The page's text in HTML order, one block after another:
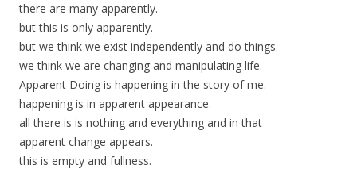
there are many apparently.
but this is only apparently.
but we think we exist independently and do things.
we think we are changing and manipulating life.
Apparent Doing is happening in the story of me.
happening is in apparent appearance.
all there is is nothing and everything and in that
apparent change appears.
this is empty and fullness.